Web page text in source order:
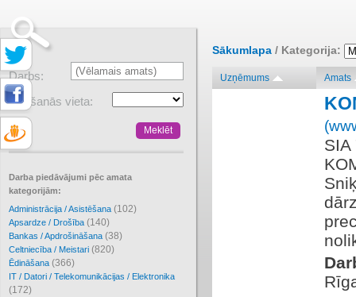
Darbs:
Atrašanās vieta:
Darba piedāvājumi pēc amata
kategorijām:
Administrācija / Asistēšana (102)
Apsardze / Drošība (140)
Bankas / Apdrošināšana (38)
Celtniecība / Meistari (820)
Ēdināšana (366)
IT / Datori / Telekomunikācijas / Elektronika
(172)
Sākumlapa / Kategorija:
Uzņēmums Amats
SIA